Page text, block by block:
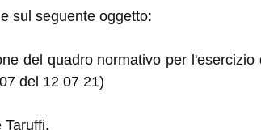
sul seguente oggetto:
del quadro normativo per l'esercizio
del 12 07 21)
Taruffi.